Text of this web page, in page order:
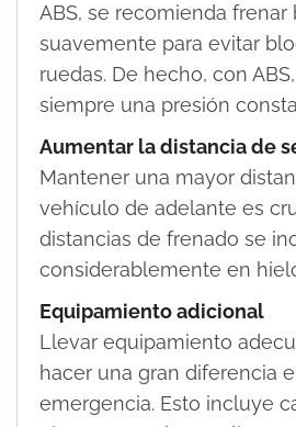
ABS, se recomienda
suavemente para evitar
ruedas. De hecho, con
siempre una presión
Aumentar la distancia de
Mantener una mayor
vehículo de adelante es
distancias de frenado se
considerablemente en
Equipamiento adicional
Llevar equipamiento
hacer una gran diferencia
emergencia. Esto incluye